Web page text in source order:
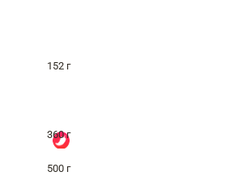
152 г
360 г
500 г